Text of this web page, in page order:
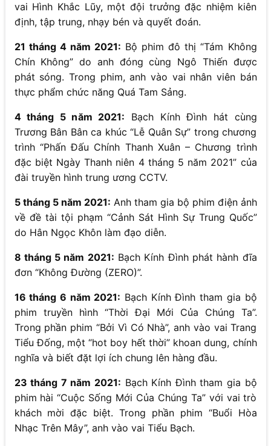
vai Hình Khắc Lũy, một đội trưởng đặc nhiệm kiên
định, tập trung, nhạy bén và quyết đoán.
21 tháng 4 năm 2021: Bộ phim đô thị “Tám Không
Chín Không” do anh đóng cùng Ngô Thiến được
phát sóng. Trong phim, anh vào vai nhân viên bán
thực phẩm chức năng Quá Tam Sảng.
4 tháng 5 năm 2021: Bạch Kính Đình hát cùng
Trương Bân Bân ca khúc “Lễ Quân Sự” trong chương
trình “Phấn Đấu Chính Thanh Xuân – Chương trình
đặc biệt Ngày Thanh niên 4 tháng 5 năm 2021” của
đài truyền hình trung ương CCTV.
5 tháng 5 năm 2021: Anh tham gia bộ phim điện ảnh
về đề tài tội phạm “Cảnh Sát Hình Sự Trung Quốc”
do Hân Ngọc Khôn làm đạo diễn.
8 tháng 5 năm 2021: Bạch Kính Đình phát hành đĩa
đơn “Không Đường (ZERO)”.
16 tháng 6 năm 2021: Bạch Kính Đình tham gia bộ
phim truyền hình “Thời Đại Mới Của Chúng Ta”.
Trong phần phim “Bởi Vì Có Nhà”, anh vào vai Trang
Tiểu Đống, một “hot boy hết thời” khoan dung, chính
nghĩa và biết đặt lợi ích chung lên hàng đầu.
23 tháng 7 năm 2021: Bạch Kính Đình tham gia bộ
phim hài “Cuộc Sống Mới Của Chúng Ta” với vai trò
khách mời đặc biệt. Trong phần phim “Buổi Hòa
Nhạc Trên Mây”, anh vào vai Tiểu Bạch.